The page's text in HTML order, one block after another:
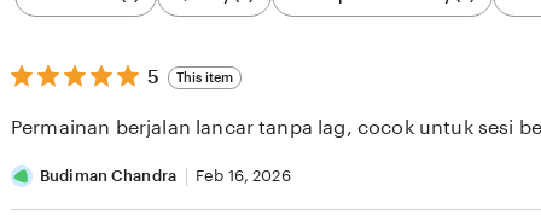
category
5
out
5
5 This item
Permainan berjalan lancar tanpa lag, cocok untuk sesi
Budiman Chandra Feb 16, 2026